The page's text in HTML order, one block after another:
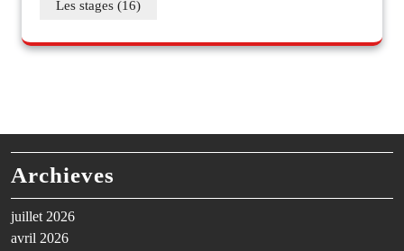
Les stages (16)
Archieves
juillet 2026
avril 2026